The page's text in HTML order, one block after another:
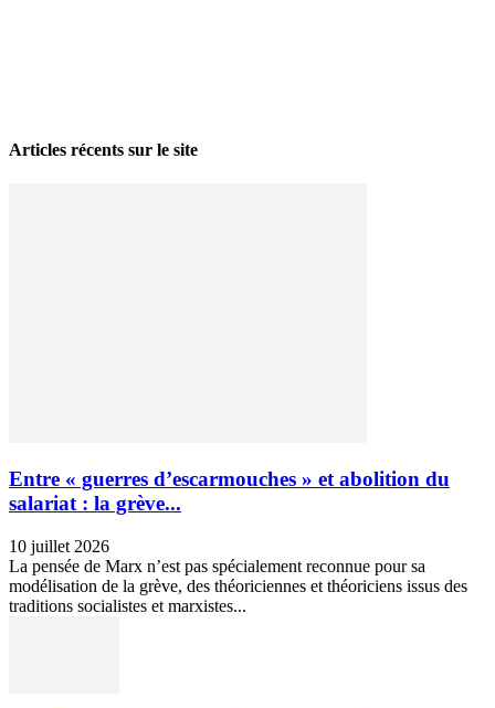
Articles récents sur le site
Entre « guerres d’escarmouches » et abolition du
salariat : la grève...
10 juillet 2026
La pensée de Marx n’est pas spécialement reconnue pour sa
modélisation de la grève, des théoriciennes et théoriciens issus des
traditions socialistes et marxistes...